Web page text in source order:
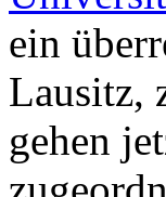
ein
Lausitz,
gehen